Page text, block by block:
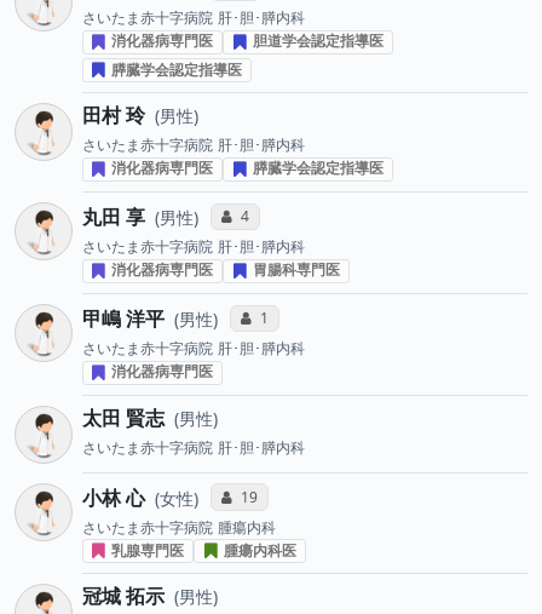
さいたま赤十字病院 肝･胆･膵内科
消化器病専門医
胆道学会認定指導医
膵臓学会認定指導医
田村 玲 男性
さいたま赤十字病院 肝･胆･膵内科
消化器病専門医
膵臓学会認定指導医
丸田 享 男性 コミュニケーション・タイプ投票数
4
さいたま赤十字病院 肝･胆･膵内科
消化器病専門医
胃腸科専門医
甲嶋 洋平 男性 コミュニケーション・タイプ投票数
1
さいたま赤十字病院 肝･胆･膵内科
消化器病専門医
太田 賢志 男性
さいたま赤十字病院 肝･胆･膵内科
小林 心 女性 コミュニケーション・タイプ投票数
19
さいたま赤十字病院 腫瘍内科
乳腺専門医
腫瘍内科医
冠城 拓示 男性